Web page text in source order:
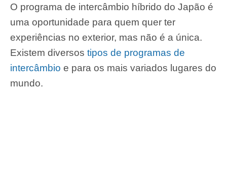
O programa de intercâmbio híbrido do Japão é
uma oportunidade para quem quer ter
experiências no exterior, mas não é a única.
Existem diversos tipos de programas de
intercâmbio e para os mais variados lugares do
mundo.